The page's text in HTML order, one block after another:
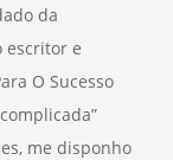
da
escritor e
O Sucesso
me disponho